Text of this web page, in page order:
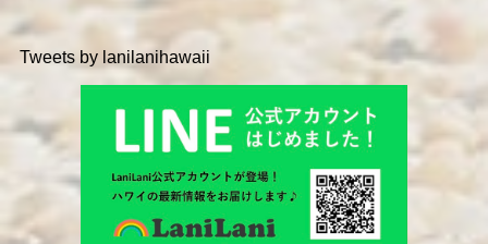
Tweets by lanilanihawaii